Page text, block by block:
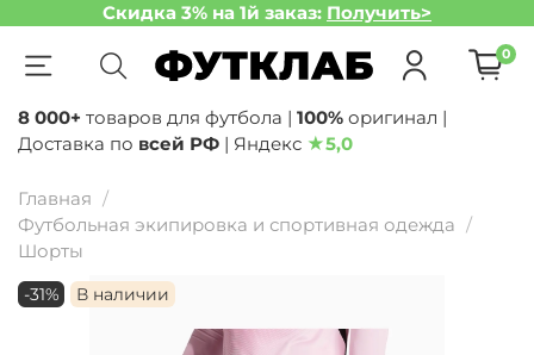
Скидка 3% на 1й заказ: Получить>
0
8 000+ товаров для футбола | 100% оригинал |
Доставка по всей РФ | Яндекс ★5,0
Главная
Футбольная экипировка и спортивная одежда
Шорты
-31% В наличии